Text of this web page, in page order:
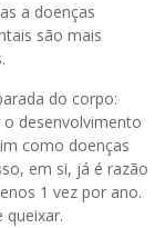
a doenças
são mais
do corpo:
desenvolvimento
como doenças
em si, já é razão
1 vez por ano.
queixar.